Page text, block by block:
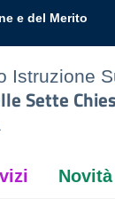
e del Merito
Istruzione
Sette
Novità